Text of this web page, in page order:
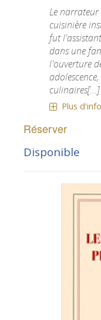
Le narrateur
cuisinière
fut
dans une
l'ouverture
culinaires[...]
Plus
Réserver
Disponible